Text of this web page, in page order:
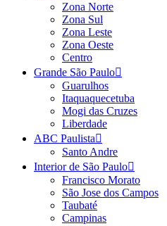
Zona Norte
Zona Sul
Zona Leste
Zona Oeste
Centro
Grande São Paulo
Guarulhos
Itaquaquecetuba
Mogi das Cruzes
Liberdade
ABC Paulista
Santo Andre
Interior de São Paulo
Francisco Morato
São Jose dos Campos
Taubaté
Campinas